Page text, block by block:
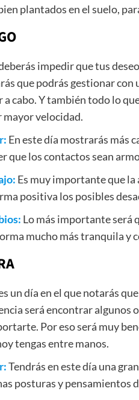
plantados en el suelo,
impedir que tus
que podrás gestionar con
a cabo. Y también todo lo
mayor velocidad.
En este día mostrarás más
que los contactos sean
Es muy importante que
positiva los posibles
Lo más importante será
mucho más tranquila y
un día en el que notarás
será encontrar algunos
Por eso será muy
tengas entre manos.
Tendrás en este día una
posturas y pensamientos